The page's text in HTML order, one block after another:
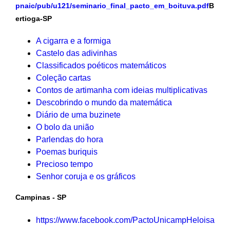
C
pnaic/pub/u121/seminario_final_pacto_em_boituva.pdfB
ertioga-SP
A cigarra e a formiga
Castelo das adivinhas
Classificados poéticos matemáticos
Coleção cartas
Contos de artimanha com ideias multiplicativas
Descobrindo o mundo da matemática
Diário de uma buzinete
O bolo da união
Parlendas do hora
Poemas buriquis
Precioso tempo
Senhor coruja e os gráficos
Campinas - SP
https://www.facebook.com/PactoUnicampHeloisa